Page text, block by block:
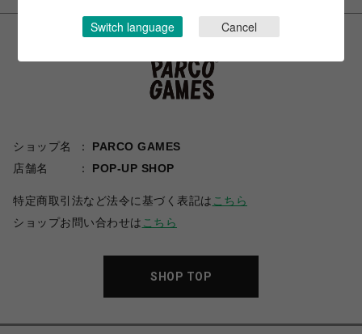
ショップ名
PARCO GAMES
店舗名
POP-UP SHOP
特定商取引法など法令に基づく表記は こちら
ショップお問い合わせは こちら
SHOP TOP
Switch language Cancel